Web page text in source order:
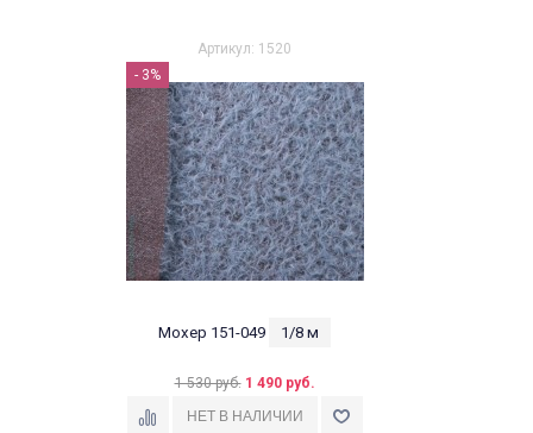
Артикул: 1520
- 3%
Мохер 151-049 1/8 м
1 530 руб. 1 490 руб.